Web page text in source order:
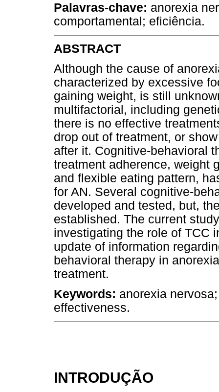
Palavras-chave: anorexia
comportamental; eficiência.
ABSTRACT
Although the cause of
characterized by excessive
gaining weight, is still
multifactorial, including
there is no effective
drop out of treatment, or
after it. Cognitive-behavioral
treatment adherence, weight
and flexible eating pattern,
for AN. Several cognitive-
developed and tested, but,
established. The current
investigating the role of TCC
update of information
behavioral therapy in
treatment.
Keywords: anorexia
effectiveness.
INTRODUÇÃO